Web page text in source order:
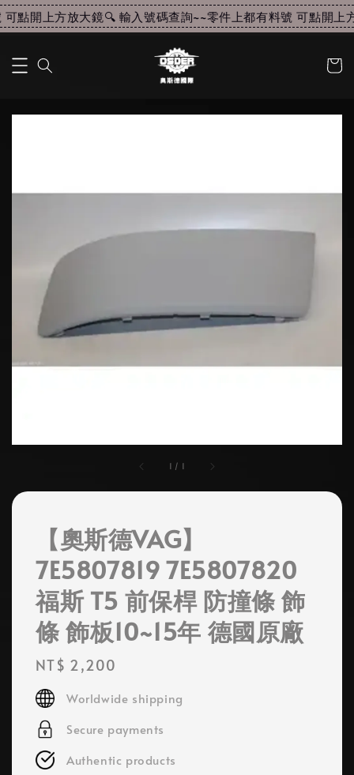
點開上方放大鏡🔍 輸入號碼查詢~~零件上都有料號 可點開上
1 / 1
【奧斯德VAG】
7E5807819 7E5807820
福斯 T5 前保桿 防撞條 飾
條 飾板10~15年 德國原廠
Regular
price
NT$ 2,200
Worldwide shipping
Secure payments
Authentic products